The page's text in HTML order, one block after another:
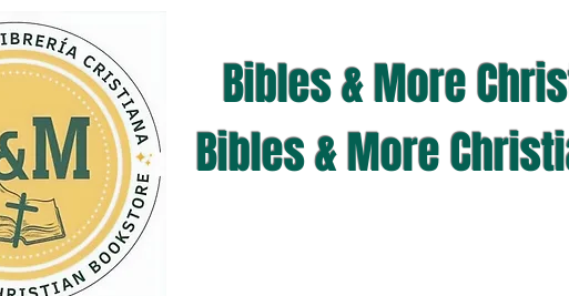
Bibles & More
Bibles & More